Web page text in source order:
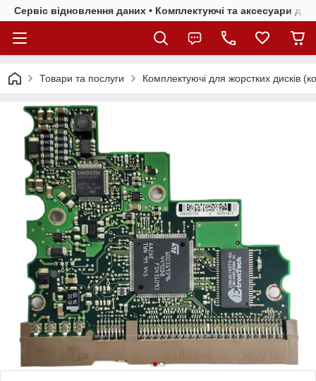
Сервіс відновлення даних • Комплектуючі та аксесуари
Товари та послуги Комплектуючі для жорстких дисків